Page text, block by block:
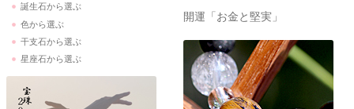
誕生石から選ぶ
色から選ぶ
干支石から選ぶ
星座石から選ぶ
開運「お金と堅実」